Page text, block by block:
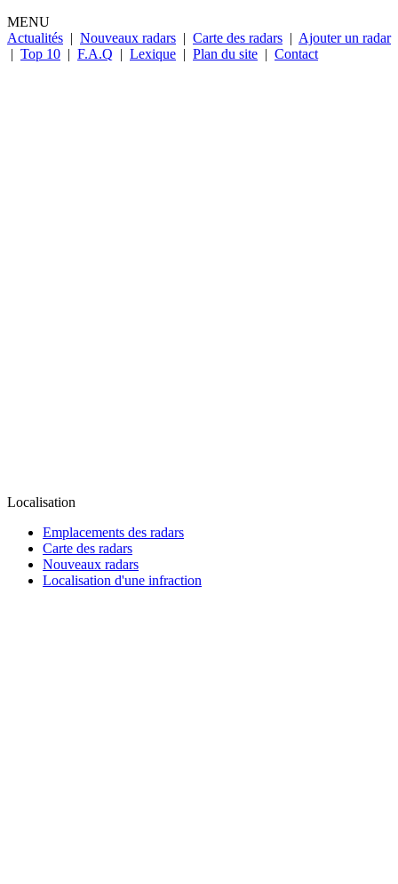
MENU
Actualités | Nouveaux radars | Carte des radars | Ajouter un radar
| Top 10 | F.A.Q | Lexique | Plan du site | Contact
Localisation
Emplacements des radars
Carte des radars
Nouveaux radars
Localisation d'une infraction